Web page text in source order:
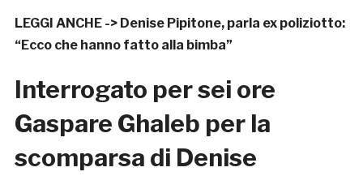
LEGGI ANCHE -> Denise Pipitone, parla ex poliziotto:
“Ecco che hanno fatto alla bimba”
Interrogato per sei ore
Gaspare Ghaleb per la
scomparsa di Denise